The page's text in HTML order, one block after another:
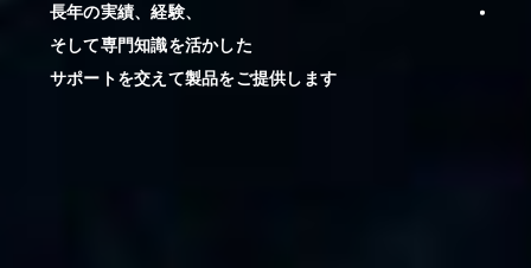
長年の実績、経験、
そして専門知識を活かした
サポートを交えて製品をご提供します